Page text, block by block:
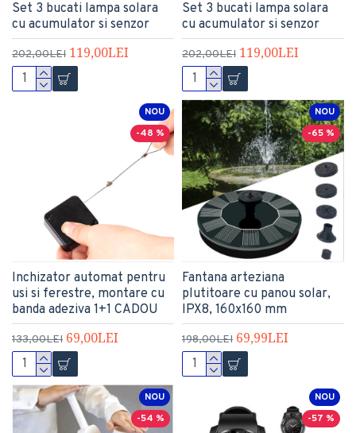
Set 3 bucati lampa solara
cu acumulator si senzor
202,00LEI 119,00LEI
Set 3 bucati lampa solara
cu acumulator si senzor
202,00LEI 119,00LEI
NOU
-48 %
Inchizator automat pentru
usi si ferestre, montare cu
banda adeziva 1+1 CADOU
133,00LEI 69,00LEI
NOU
-65 %
Fantana arteziana
plutitoare cu panou solar,
IPX8, 160x160 mm
198,00LEI 69,99LEI
NOU
-54 %
NOU
-57 %